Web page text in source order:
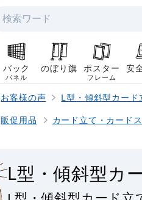
検索
バック
パネル
のぼり旗 ポスター
フレーム
安
お客様の声
L型・傾斜型カード
販促用品 カード立て・カード
L型・傾斜型カ